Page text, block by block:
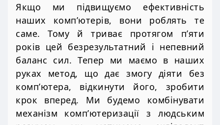
Якщо ми підвищуємо ефективність
наших комп’ютерів, вони роблять те
саме. Тому й триває протягом п’яти
років цей безрезультатний і непевний
баланс сил. Тепер ми маємо в наших
руках метод, що дає змогу діяти без
комп’ютера, відкинути його, зробити
крок вперед. Ми будемо комбінувати
механізм комп’ютеризації з людським